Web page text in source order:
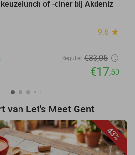
of -diner bij Akdeniz
9.6 star
Regulier €33,05
€17,50
van Let's Meet Gent
43%